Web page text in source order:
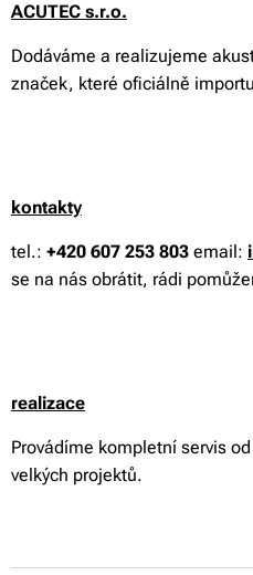
ACUTEC s.r.o.
Dodáváme a realizujeme
značek, které oficiálně
kontakty
tel.: +420 607 253 803 email:
se na nás obrátit, rádi
realizace
Provádíme kompletní servis
velkých projektů.